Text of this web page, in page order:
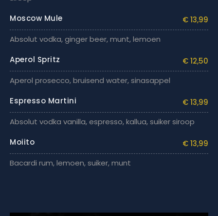
Moscow Mule
€ 13,99
Absolut vodka, ginger beer, munt, lemoen
Aperol Spritz
€ 12,50
Aperol prosecco, bruisend water, sinasappel
Espresso Martini
€ 13,99
Absolut vodka vanilla, espresso, kallua, suiker siroop
Moiito
€ 13,99
Bacardi rum, lemoen, suiker, munt